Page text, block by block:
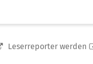
Leserreporter werden